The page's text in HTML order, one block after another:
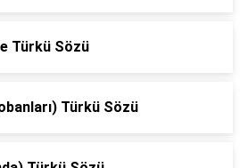
Türkü Sözü
Türkü Sözü